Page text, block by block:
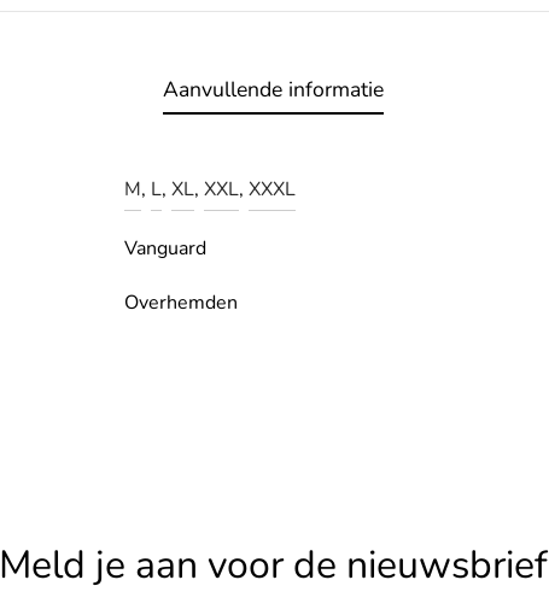
Aanvullende informatie
M, L, XL, XXL, XXXL
Vanguard
Overhemden
Meld je aan voor de nieuwsbrief